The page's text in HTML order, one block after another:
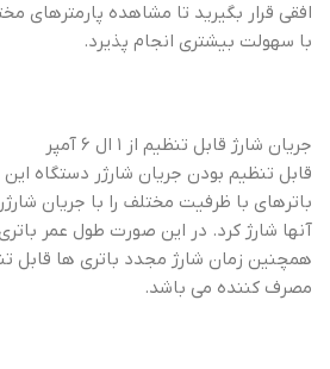
افقی قرار بگیرید تا مشاهده پارمترهای
با سهولت بیشتری انجام پذیرد.
جریان شارژ قابل تنظیم از ۱ ال ۶ آمپر
قابل تنظیم بودن جریان شارژر دستگاه
باترهای با ظرفیت مختلف را با جریان
آنها شارژ کرد. در این صورت طول عمر
همچنین زمان شارژ مجدد باتری ها قابل
مصرف کننده می باشد.